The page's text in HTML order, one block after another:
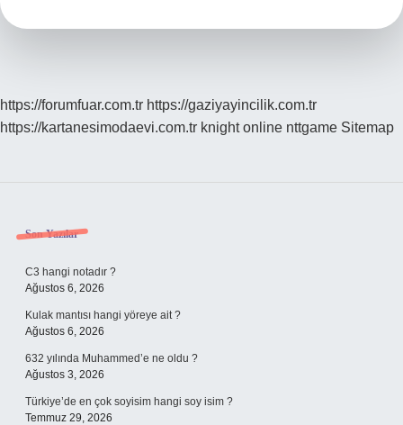
https://forumfuar.com.tr https://gaziyayincilik.com.tr
https://kartanesimodaevi.com.tr knight online nttgame Sitemap
Sidebar
Son Yazılar
C3 hangi notadır ?
Ağustos 6, 2026
Kulak mantısı hangi yöreye ait ?
Ağustos 6, 2026
632 yılında Muhammed’e ne oldu ?
Ağustos 3, 2026
Türkiye’de en çok soyisim hangi soy isim ?
Temmuz 29, 2026